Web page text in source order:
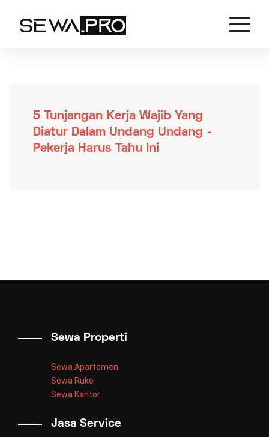
5 Tunjangan Kerja Wajib Yang
Diatur Dalam Undang Undang -
Pekerja Harus Tahu Ini
Sewa Properti
Sewa Apartemen
Sewa Ruko
Sewa Kantor
Jasa Service